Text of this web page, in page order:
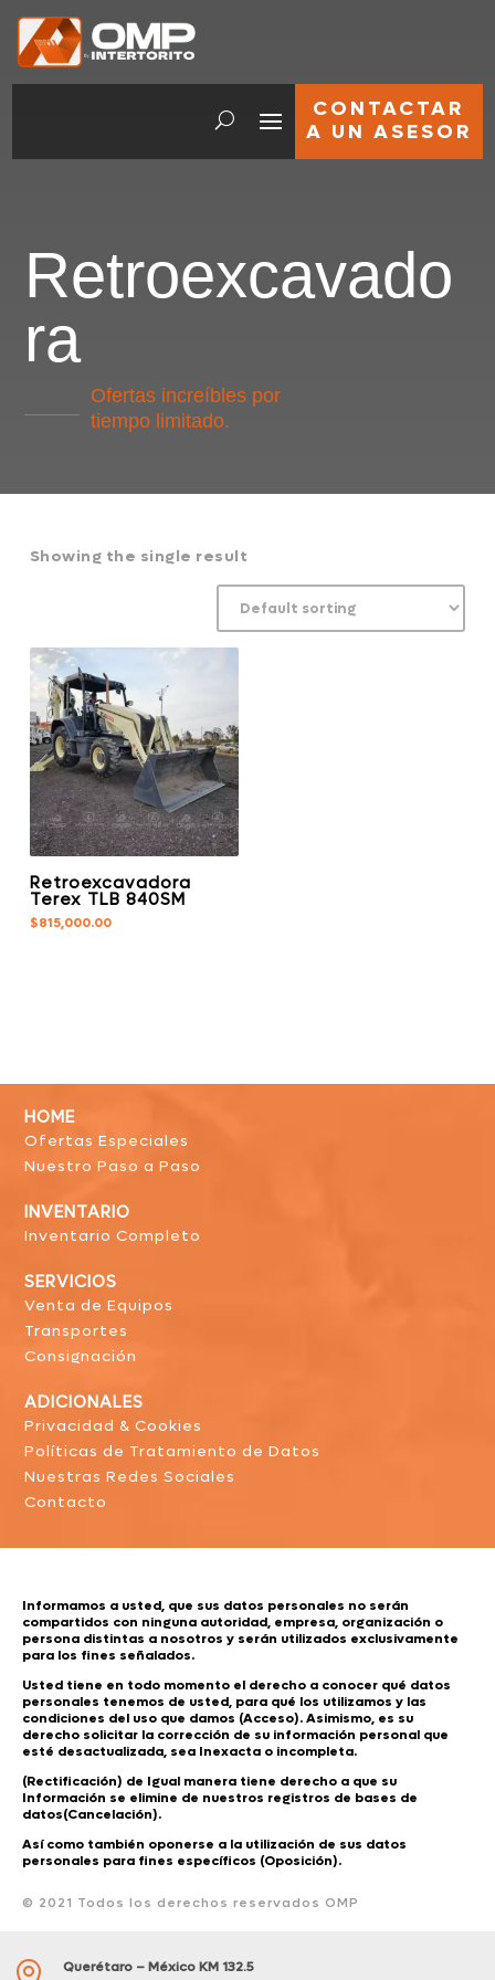
CONTACTAR
A UN ASESOR
Retroexcavado
ra
Ofertas increíbles por
tiempo limitado.
Showing the single result
Retroexcavadora
Terex TLB 840SM
$815,000.00
HOME
Ofertas Especiales
Nuestro Paso a Paso
INVENTARIO
Inventario Completo
SERVICIOS
Venta de Equipos
Transportes
Consignación
ADICIONALES
Privacidad & Cookies
Políticas de Tratamiento de Datos
Nuestras Redes Sociales
Contacto
Informamos a usted, que sus datos personales no serán
compartidos con ninguna autoridad, empresa, organización o
persona distintas a nosotros y serán utilizados exclusivamente
para los fines señalados.
Usted tiene en todo momento el derecho a conocer qué datos
personales tenemos de usted, para qué los utilizamos y las
condiciones del uso que damos (Acceso). Asimismo, es su
derecho solicitar la corrección de su información personal que
esté desactualizada, sea Inexacta o incompleta.
(Rectificación) de Igual manera tiene derecho a que su
Información se elimine de nuestros registros de bases de
datos(Cancelación).
Así como también oponerse a la utilización de sus datos
personales para fines específicos (Oposición).
© 2021 Todos los derechos reservados OMP
Querétaro – México KM 132.5